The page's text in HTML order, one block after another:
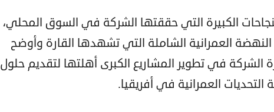
الكبيرة التي حققتها الشركة في السوق المحلي،
العمرانية الشاملة التي تشهدها القارة وأوضح
في تطوير المشاريع الكبرى أهلتها لتقديم حلول
العمرانية في أفريقيا.